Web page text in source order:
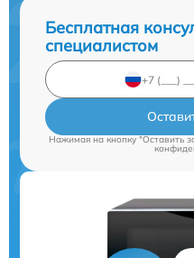
Бесплатная
специалистом
Нажимая на кнопку "Оставить